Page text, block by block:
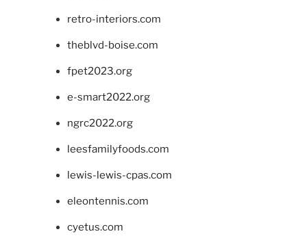
retro-interiors.com
theblvd-boise.com
fpet2023.org
e-smart2022.org
ngrc2022.org
leesfamilyfoods.com
lewis-lewis-cpas.com
eleontennis.com
cyetus.com